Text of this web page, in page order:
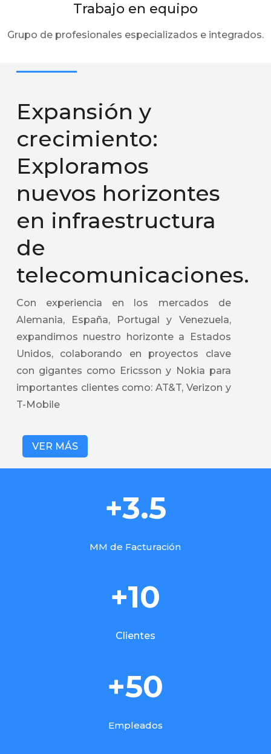
Trabajo en equipo
Grupo de profesionales especializados e integrados.
Expansión y
crecimiento:
Exploramos
nuevos horizontes
en infraestructura
de
telecomunicaciones.
Con experiencia en los mercados de
Alemania, España, Portugal y Venezuela,
expandimos nuestro horizonte a Estados
Unidos, colaborando en proyectos clave
con gigantes como Ericsson y Nokia para
importantes clientes como: AT&T, Verizon y
T-Mobile
VER MÁS
+3.5
MM de Facturación
+10
Clientes
+50
Empleados